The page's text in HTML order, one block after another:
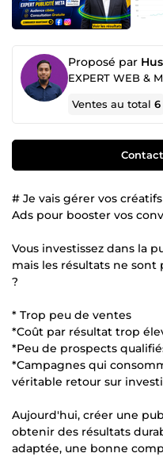
Proposé par
EXPERT WEB &
Ventes au total6
# Je vais gérer vos
Ads pour booster vos
Vous investissez dans la
mais les résultats ne sont
?
* Trop peu de ventes
*Coût par résultat trop
*Peu de prospects
*Campagnes qui
véritable retour sur
Aujourd'hui, créer une
obtenir des résultats
adaptée, une bonne